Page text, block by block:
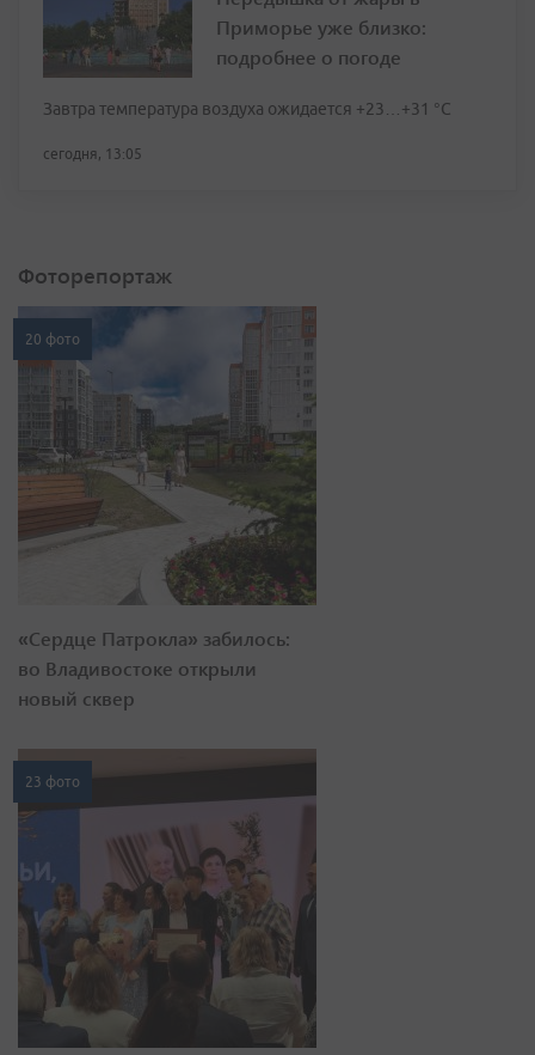
Приморье уже близко:
подробнее о погоде
Завтра температура воздуха ожидается +23…+31 °C
сегодня, 13:05
Фоторепортаж
20 фото
«Сердце Патрокла» забилось:
во Владивостоке открыли
новый сквер
23 фото